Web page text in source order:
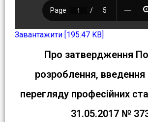
Завантажити [195.47 KB]
Про затвердження
розроблення, введення
перегляду професійних
31.05.2017 №